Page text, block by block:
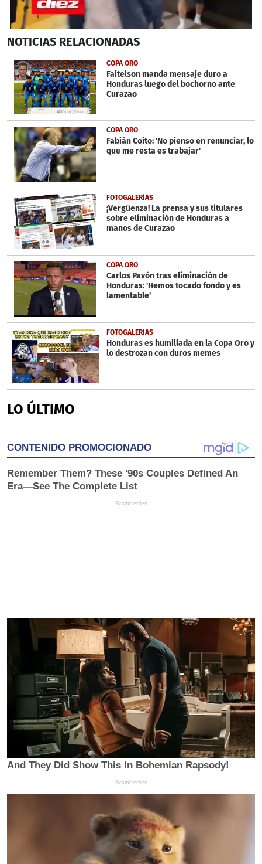
seconds
1
minute,
53
seconds
NOTICIAS RELACIONADAS
COPA ORO
Faitelson manda mensaje duro a
Honduras luego del bochorno ante
Curazao
COPA ORO
Fabián Coito: 'No pienso en renunciar, lo
que me resta es trabajar'
FOTOGALERÍAS
¡Vergüenza! La prensa y sus titulares
sobre eliminación de Honduras a
manos de Curazao
COPA ORO
Carlos Pavón tras eliminación de
Honduras: 'Hemos tocado fondo y es
lamentable'
FOTOGALERÍAS
Honduras es humillada en la Copa Oro y
lo destrozan con duros memes
LO ÚLTIMO